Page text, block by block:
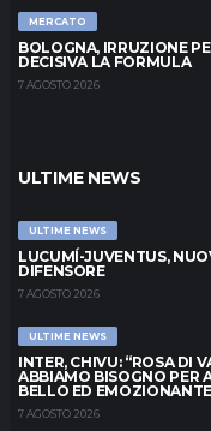
MERCATO
BOLOGNA, IRRUZIONE
DECISIVA LA FORMULA
7 AGOSTO 2026
ULTIME NEWS
ULTIME NEWS
LUCUMÍ-JUVENTUS,
DIFENSORE
7 AGOSTO 2026
ULTIME NEWS
INTER, CHIVU: “ROSA DI
ABBIAMO BISOGNO PER
BELLO ED
7 AGOSTO 2026